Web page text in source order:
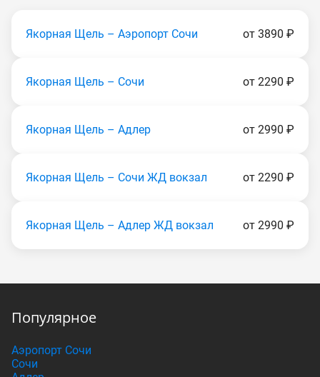
Якорная Щель – Аэропорт Сочи от 3890 ₽
Якорная Щель – Сочи от 2290 ₽
Якорная Щель – Адлер от 2990 ₽
Якорная Щель – Сочи ЖД вокзал от 2290 ₽
Якорная Щель – Адлер ЖД вокзал от 2990 ₽
Популярное
Аэропорт Сочи
Сочи